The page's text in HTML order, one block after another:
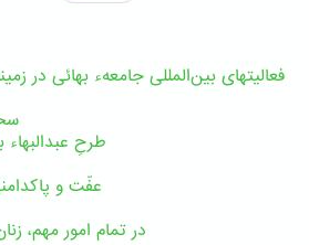
فعالیتهای بین‌المللی جامعهء بهائی در
طرحِ عبدالبهاء
عفّت و
در تمام امور مهم،‌